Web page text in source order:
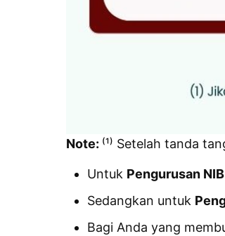
Note: ⁽¹⁾ Setelah tanda
Untuk Pengurusan
Sedangkan untuk
Bagi Anda yang